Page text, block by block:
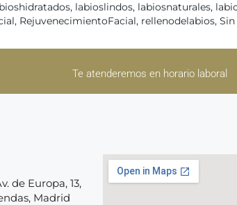
, labioslindos, labiosnaturales,
, RejuvenecimientoFacial, rellenodelabios,
Te atenderemos en horario laboral
de Europa, 13,
Madrid